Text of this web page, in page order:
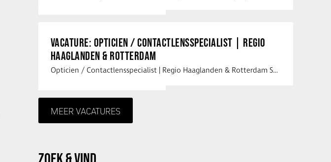
VACATURE: OPTICIEN / CONTACTLENSSPECIALIST | REGIO
HAAGLANDEN & ROTTERDAM
Opticien / Contactlensspecialist | Regio Haaglanden & Rotterdam Saludos uit …
MEER VACATURES
ZOEK & VIND